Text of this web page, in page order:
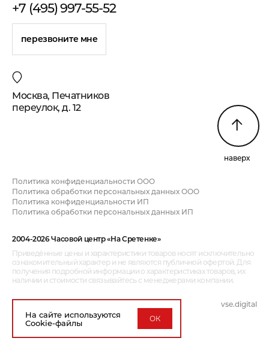
+7 (495) 997-55-52
перезвоните мне
Москва, Печатников
переулок, д. 12
наверх
Политика конфиденциальности ООО
Политика обработки персональных данных ООО
Политика конфиденциальности ИП
Политика обработки персональных данных ИП
2004-2026 Часовой центр «На Сретенке»
Приведённые цены и характеристики товаров носят исключительно
ознакомительный характер и не являются публичной офертой. Для
получения подробной информации о характеристиках товаров, их
наличии и стоимости связывайтесь с менеджерами компании.
vse.digital
На сайте используются
Cookie-файлы
ОК